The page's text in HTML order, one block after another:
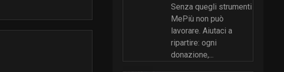
Senza quegli strumenti
MePiù non può
lavorare. Aiutaci a
ripartire: ogni
donazione,...